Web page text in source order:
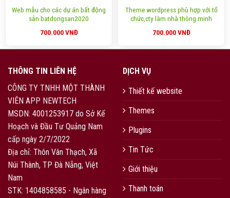
Web mẫu cho các dự án bất động
sản batdongsan2020
700.000VNĐ
Theme wordpress phù hợp với tổ
chức,cty làm nhà thông minh
700.000VNĐ
THÔNG TIN LIÊN HỆ
CÔNG TY TNHH MỘT THÀNH
VIÊN APP NEWTECH
MSDN: 4001253917 do Sở Kế
Hoạch và Đầu Tư Quảng Nam
cấp ngày 2/7/2022
Địa chỉ: Thôn Vân Thạch, Xã
Núi Thành, TP Đà Nẵng, Việt
Nam
STK: 1404858585 - Ngân hàng
DỊCH VỤ
Thiết kế website
Themes
Plugins
Tin Tức
Giới thiệu
Thanh toán